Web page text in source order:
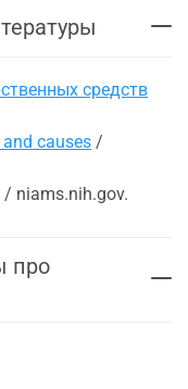
средств
causes /
/ niams.nih.gov.
про